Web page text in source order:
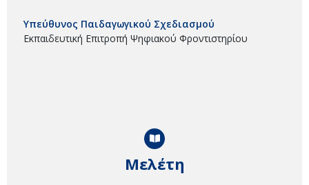
Μελέτη
Υπεύθυνος Παιδαγωγικού Σχεδιασμού
Εκπαιδευτική Επιτροπή Ψηφιακού Φροντιστηρίου